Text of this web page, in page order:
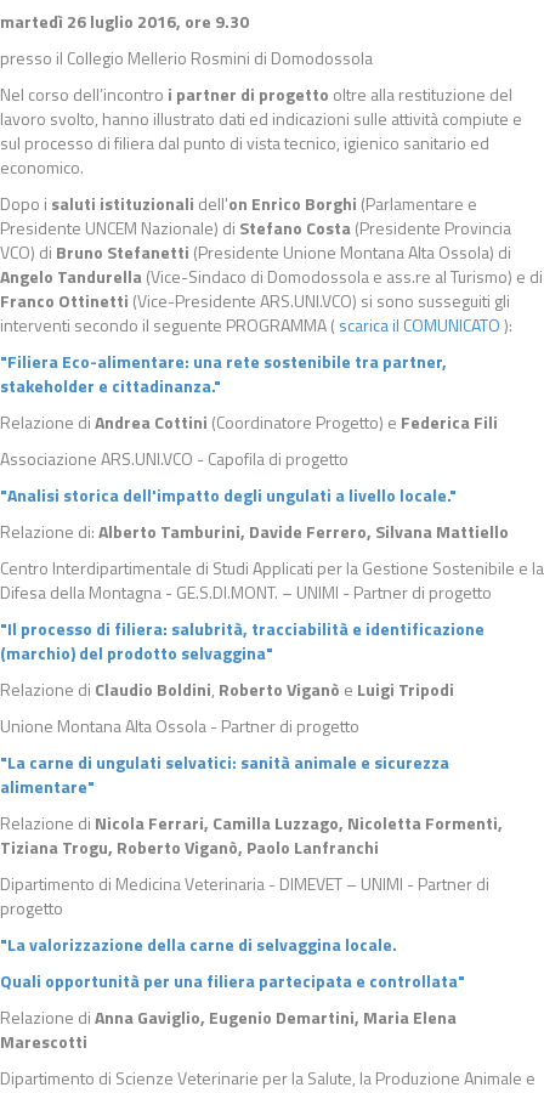
martedì 26 luglio 2016, ore 9.30
presso il Collegio Mellerio Rosmini di Domodossola
Nel corso dell’incontro i partner di progetto oltre alla restituzione del
lavoro svolto, hanno illustrato dati ed indicazioni sulle attività compiute e
sul processo di filiera dal punto di vista tecnico, igienico sanitario ed
economico.
Dopo i saluti istituzionali dell'on Enrico Borghi (Parlamentare e
Presidente UNCEM Nazionale) di Stefano Costa(Presidente Provincia
VCO) di Bruno Stefanetti (Presidente Unione Montana Alta Ossola) di
Angelo Tandurella(Vice-Sindaco di Domodossola e ass.re al Turismo) e di
Franco Ottinetti (Vice-Presidente ARS.UNI.VCO) si sono susseguiti gli
interventi secondo il seguente PROGRAMMA ( scarica il COMUNICATO):
"Filiera Eco-alimentare: una rete sostenibile tra partner,
stakeholder e cittadinanza."
Relazione diAndrea Cottini (Coordinatore Progetto) e Federica Fili
Associazione ARS.UNI.VCO - Capofila di progetto
"Analisi storica dell'impatto degli ungulati a livello locale."
Relazione di:Alberto Tamburini, Davide Ferrero, Silvana Mattiello
Centro Interdipartimentale di Studi Applicati per la Gestione Sostenibile e la
Difesa della Montagna - GE.S.DI.MONT. – UNIMI - Partner di progetto
"Il processo di filiera: salubrità, tracciabilità e identificazione
(marchio) del prodotto selvaggina"
Relazione di Claudio Boldini, Roberto Viganò e Luigi Tripodi
Unione Montana Alta Ossola - Partner di progetto
"La carne di ungulati selvatici: sanità animale e sicurezza
alimentare"
Relazione di Nicola Ferrari, Camilla Luzzago, Nicoletta Formenti,
Tiziana Trogu, Roberto Viganò, Paolo Lanfranchi
Dipartimento di Medicina Veterinaria - DIMEVET – UNIMI - Partner di
progetto
"La valorizzazione della carne di selvaggina locale.
Quali opportunità per una filiera partecipata e controllata"
Relazione diAnna Gaviglio, Eugenio Demartini, Maria Elena
Marescotti
Dipartimento di Scienze Veterinarie per la Salute, la Produzione Animale e